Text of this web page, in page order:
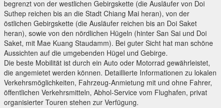
begrenzt von der westlichen Gebirgskette (die Ausläufer von Doi
Suthep reichen bis an die Stadt Chiang Mai heran), von der
östlichen Gebirgskette (die Ausläufer reichen bis an Doi Saket
heran), sowie von den nördlichen Hügeln (hinter San Sai und Doi
Saket, mit Mae Kuang Staudamm). Bei guter Sicht hat man schöne
Aussichten auf die umgebenden Hügel und Gebirge.
Die beste Mobilität ist durch ein Auto oder Motorrad gewährleistet,
die angemietet werden können. Detaillierte Informationen zu lokalen
Verkehrsmöglichkeiten, Fahrzeug-Anmietung mit und ohne Fahrer,
öffentlichen Verkehrsmitteln, Abhol-Service vom Flughafen, privat
organisierter Touren stehen zur Verfügung.